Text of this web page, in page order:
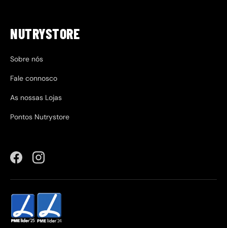
NUTRYSTORE
Sobre nós
Fale connosco
As nossas Lojas
Pontos Nutrystore
FacebookInstagram